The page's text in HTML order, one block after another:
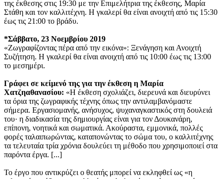
της έκθεσης στις 19:30 με την Επιμελήτρια της έκθεσης, Μαρία
Στάθη και τον καλλιτέχνη. Η γκαλερί θα είναι ανοιχτή από τις 15:30
έως τις 21:00 το βράδυ.
*Σάββατο, 23 Νοεμβρίου 2019
«Ζωγραφίζοντας πέρα από την εικόνα»: Ξενάγηση και Ανοιχτή
Συζήτηση. Η γκαλερί θα είναι ανοιχτή από τις 10:00 έως τις 13:00
το μεσημέρι.
Γράφει σε κείμενό της για την έκθεση η Μαρία
Χατζηαθανασίου: «Η έκθεση σχολιάζει, διερευνά και διευρύνει
τα όρια της ζωγραφικής τέχνης όπως την αντιλαμβανόμαστε
σήμερα. Εργασιομανής, ανήσυχος, ψυχαναγκαστικός στη δουλειά
του· η διαδικασία της δημιουργίας είναι για τον Δουκανάρη,
επίπονη, νοητικά και σωματικά. Ακούραστα, εμμονικά, πολλές
φορές ταλαιπωρώντας, καταπονώντας το σώμα του, ο καλλιτέχνης
τα τελευταία τρία χρόνια δουλεύει τη μέθοδο που χρησιμοποιεί στα
παρόντα έργα. [...]
Το έργο που αντικρύζει ο θεατής μπορεί να εκληφθεί ως «η